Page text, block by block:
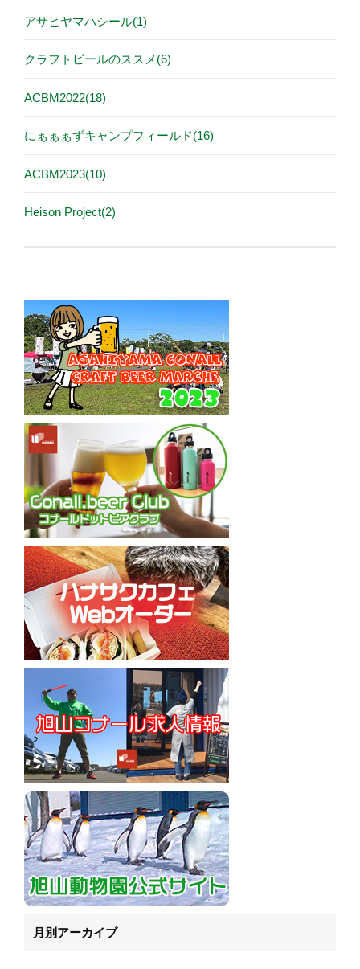
アサヒヤマハシール(1)
クラフトビールのススメ(6)
ACBM2022(18)
にぁぁぁずキャンプフィールド(16)
ACBM2023(10)
Heison Project(2)
月別アーカイブ